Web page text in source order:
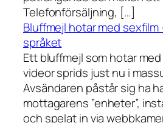
Telefonförsäljning, […]
Bluffmejl hotar med sexfilm
språket
Ett bluffmejl som hotar
videor sprids just nu i
Avsändaren påstår sig ha
mottagarens ”enheter”,
och spelat in via